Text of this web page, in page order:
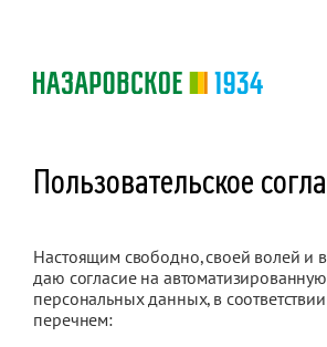
Пользовательское
Настоящим свободно, своей волей и
даю согласие на
персональных данных, в
перечнем: